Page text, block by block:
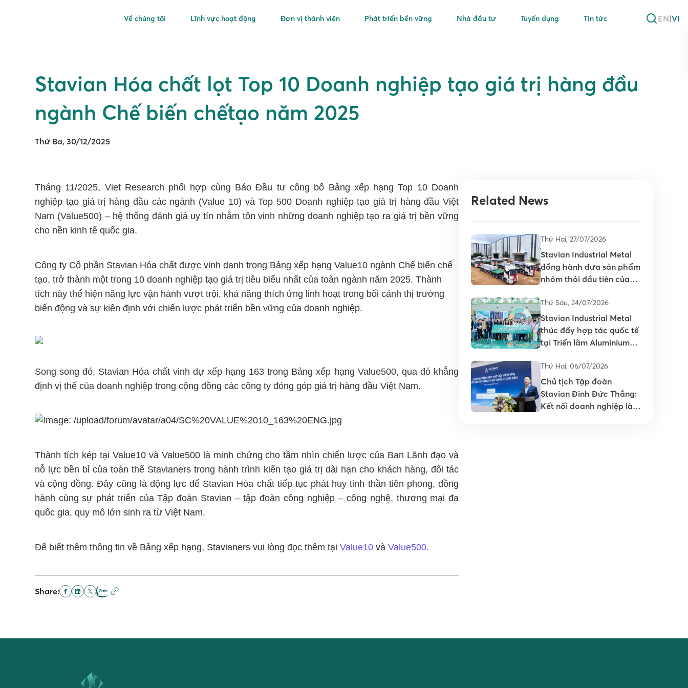
Về chúng tôi Lĩnh vực hoạt động Đơn vị thành viên Phát triển bền vững Nhà đầu tư Tuyển dụng Tin tức EN|VI
Stavian Hóa chất lọt Top 10 Doanh nghiệp tạo giá trị hàng đầu
ngành Chế biến chếtạo năm 2025
Thứ Ba, 30/12/2025
Tháng 11/2025, Viet Research phối hợp cùng Báo Đầu tư công bố Bảng xếp hạng Top 10 Doanh
nghiệp tạo giá trị hàng đầu các ngành (Value 10) và Top 500 Doanh nghiệp tạo giá trị hàng đầu Việt
Nam (Value500) – hệ thống đánh giá uy tín nhằm tôn vinh những doanh nghiệp tạo ra giá trị bền vững
cho nền kinh tế quốc gia.
Công ty Cổ phần Stavian Hóa chất được vinh danh trong Bảng xếp hạng Value10 ngành Chế biến chế
tạo, trở thành một trong 10 doanh nghiệp tạo giá trị tiêu biểu nhất của toàn ngành năm 2025. Thành
tích này thể hiện năng lực vận hành vượt trội, khả năng thích ứng linh hoạt trong bối cảnh thị trường
biến động và sự kiên định với chiến lược phát triển bền vững của doanh nghiệp.
Song song đó, Stavian Hóa chất vinh dự xếp hạng 163 trong Bảng xếp hạng Value500, qua đó khẳng
định vị thế của doanh nghiệp trong cộng đồng các công ty đóng góp giá trị hàng đầu Việt Nam.
Thành tích kép tại Value10 và Value500 là minh chứng cho tầm nhìn chiến lược của Ban Lãnh đạo và
nỗ lực bền bỉ của toàn thể Stavianers trong hành trình kiến tạo giá trị dài hạn cho khách hàng, đối tác
và cộng đồng. Đây cũng là động lực để Stavian Hóa chất tiếp tục phát huy tinh thần tiên phong, đồng
hành cùng sự phát triển của Tập đoàn Stavian – tập đoàn công nghiệp – công nghệ, thương mại đa
quốc gia, quy mô lớn sinh ra từ Việt Nam.
Để biết thêm thông tin về Bảng xếp hạng, Stavianers vui lòng đọc thêm tại Value10 và Value500.
Share:
Related News
Thứ Hai, 27/07/2026
Stavian Industrial Metal
đồng hành đưa sản phẩm
nhôm thỏi đầu tiên của
Thứ Sáu, 24/07/2026
Stavian Industrial Metal
thúc đẩy hợp tác quốc tế
tại Triển lãm Aluminium
Thứ Hai, 06/07/2026
Chủ tịch Tập đoàn
Stavian Đinh Đức Thắng:
Kết nối doanh nghiệp là